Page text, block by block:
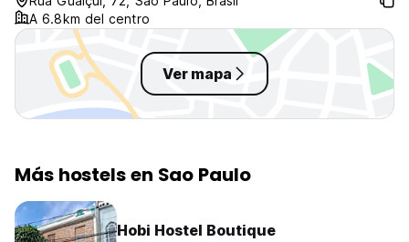
pero hay mejores hostales por el
mismo precio con mucho mejor
trato.
A 6.8km del centro
Ver mapa
Más hostels en Sao Paulo
Hobi Hostel Boutique